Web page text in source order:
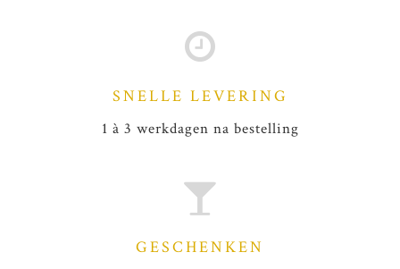
SNELLE LEVERING
1 à 3 werkdagen na bestelling
GESCHENKEN